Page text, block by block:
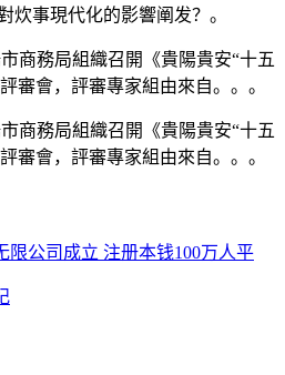
炊事現代化的影響阐发？。
務局組織召開《貴陽貴安“十五
審會，評審專家組由來自。。。
務局組織召開《貴陽貴安“十五
審會，評審專家組由來自。。。
限公司成立 注册本钱100万人平